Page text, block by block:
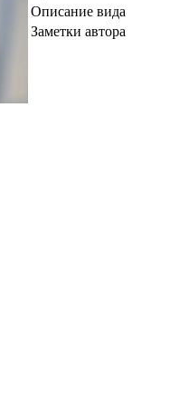
Описание вида
Заметки автора